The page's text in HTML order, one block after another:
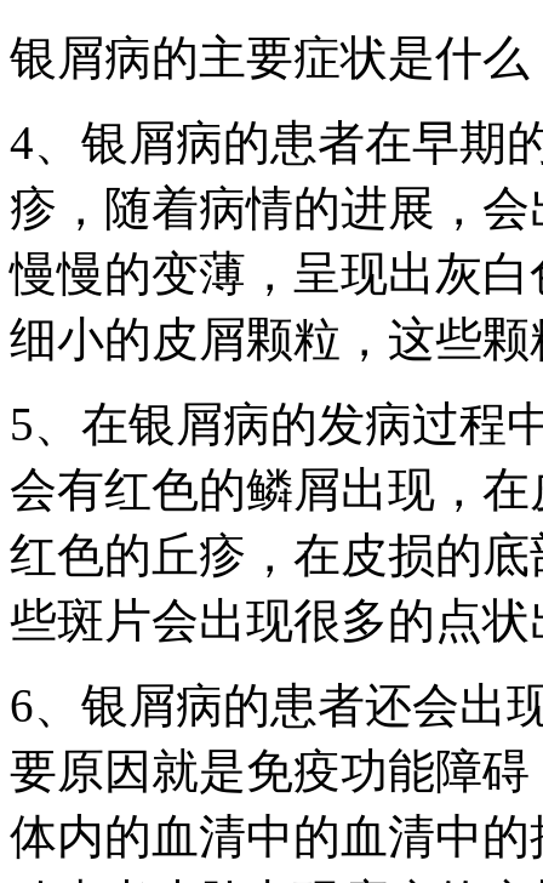
银屑病的主要症状是什么
4、银屑病的患者在早期
疹，随着病情的进展，
慢慢的变薄，呈现出灰
细小的皮屑颗粒，这些
5、在银屑病的发病过程
会有红色的鳞屑出现，
红色的丘疹，在皮损的
些斑片会出现很多的点状
6、银屑病的患者还会出
要原因就是免疫功能障
体内的血清中的血清中